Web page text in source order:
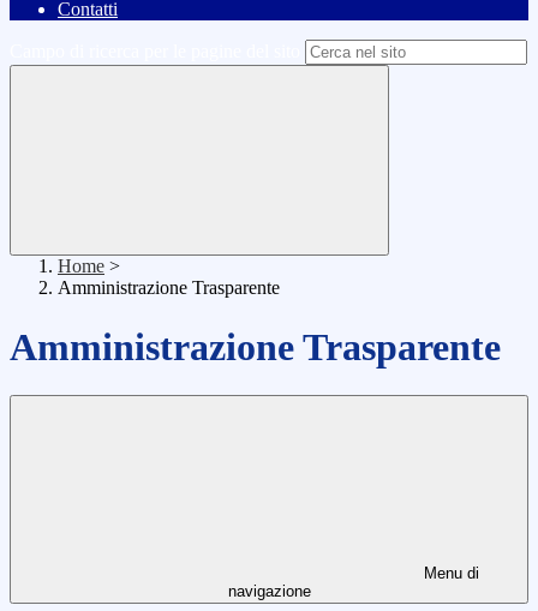
Contatti
Home >
Amministrazione Trasparente
Amministrazione Trasparente
Menu di
navigazione